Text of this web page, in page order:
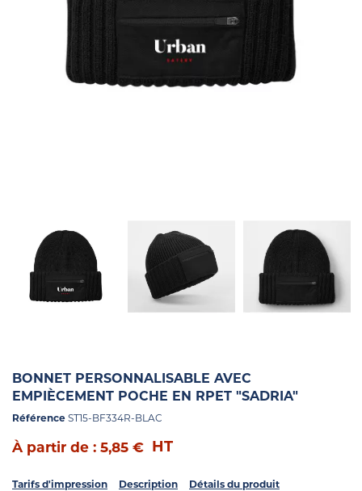
BONNET PERSONNALISABLE AVEC
EMPIÈCEMENT POCHE EN RPET "SADRIA"
Référence ST15-BF334R-BLAC
À partir de : 5,85 € HT
Tarifs d'impression Description Détails du produit